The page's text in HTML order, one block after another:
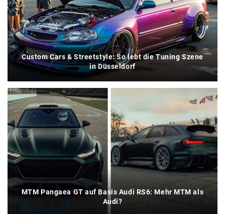
Custom Cars & Streetstyle: So lebt die Tuning Szene
in Düsseldorf
MTM Pangaea GT auf Basis Audi RS6: Mehr MTM als
Audi?